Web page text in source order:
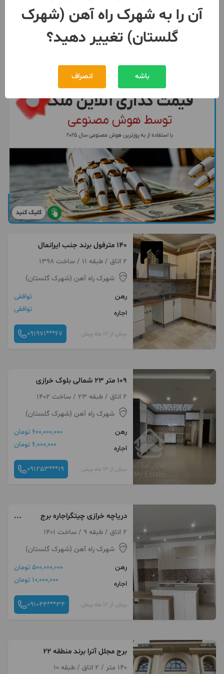
رهن
توافقی
کلیک کنید
۱۴۰ مترفول برند جنب ایرانمال
2 اتاق / طبقه 11 / ساخت 1398
شهرک راه آهن (شهرک گلستان)
رهن
توافقی
اجاره
توافقی
بیش از 12 ماه پیش 091971***67
۱۰۹ متر ۲۳ شمالی بلوک خرازی
2 اتاق / طبقه 23 / ساخت 1402
شهرک راه آهن (شهرک گلستان)
رهن
600,000,000 تومان
اجاره
6,000,000 تومان
بیش از 12 ماه پیش 091253***19
دریاچه خرازی چیتگراجاره برج
کلیدنخورده جنوبی۱۱۵متر
2 اتاق / طبقه 9 / ساخت 1401
شهرک راه آهن (شهرک گلستان)
رهن
500,000,000 تومان
اجاره
10,000,000 تومان
بیش از 12 ماه پیش 091044***34
برج مجلل آترا برند منطقه ۲۲
140 متر / 2 اتاق / طبقه 10
آن را به شهرک راه آهن (شهرک
گلستان) تغییر دهید؟
باشه انصراف